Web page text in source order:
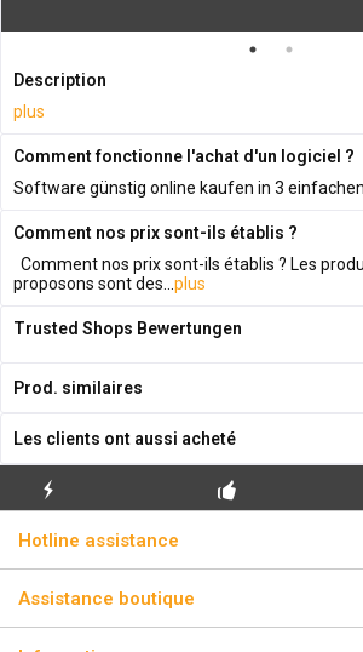
Description
plus
Comment fonctionne l'achat d'un logiciel ?
Software günstig online kaufen in 3 einfachen
Comment nos prix sont-ils établis ?
Comment nos prix sont-ils établis ? Les
proposons sont des... plus
Trusted Shops Bewertungen
Prod. similaires
Les clients ont aussi acheté
ÉCLAIR
Hotline assistance
Assistance boutique